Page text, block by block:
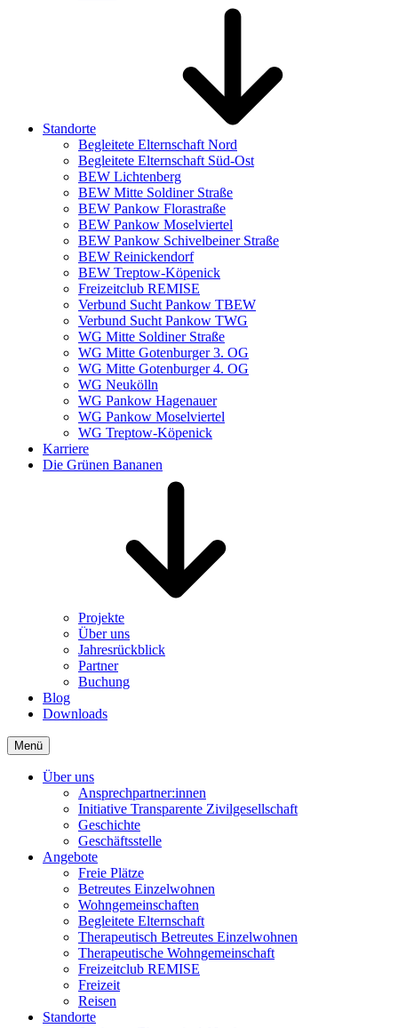
Standorte
Begleitete Elternschaft Nord
Begleitete Elternschaft Süd-Ost
BEW Lichtenberg
BEW Mitte Soldiner Straße
BEW Pankow Florastraße
BEW Pankow Moselviertel
BEW Pankow Schivelbeiner Straße
BEW Reinickendorf
BEW Treptow-Köpenick
Freizeitclub REMISE
Verbund Sucht Pankow TBEW
Verbund Sucht Pankow TWG
WG Mitte Soldiner Straße
WG Mitte Gotenburger 3. OG
WG Mitte Gotenburger 4. OG
WG Neukölln
WG Pankow Hagenauer
WG Pankow Moselviertel
WG Treptow-Köpenick
Karriere
Die Grünen Bananen
Projekte
Über uns
Jahresrückblick
Partner
Buchung
Blog
Downloads
Menü
Über uns
Ansprechpartner:innen
Initiative Transparente Zivilgesellschaft
Geschichte
Geschäftsstelle
Angebote
Freie Plätze
Betreutes Einzelwohnen
Wohngemeinschaften
Begleitete Elternschaft
Therapeutisch Betreutes Einzelwohnen
Therapeutische Wohngemeinschaft
Freizeitclub REMISE
Freizeit
Reisen
Standorte